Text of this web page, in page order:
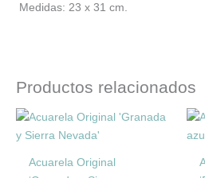
Medidas: 23 x 31 cm.
Productos relacionados
Acuarela Original